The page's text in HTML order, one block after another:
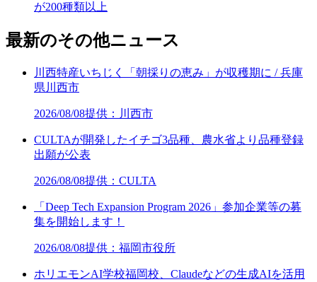
が200種類以上
最新のその他ニュース
川西特産いちじく「朝採りの恵み」が収穫期に / 兵庫
県川西市
2026/08/08提供：川西市
CULTAが開発したイチゴ3品種、農水省より品種登録
出願が公表
2026/08/08提供：CULTA
「Deep Tech Expansion Program 2026」参加企業等の募
集を開始します！
2026/08/08提供：福岡市役所
ホリエモンAI学校福岡校、Claudeなどの生成AIを活用